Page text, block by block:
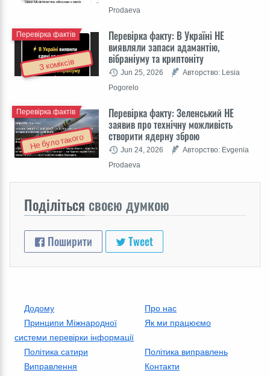
Prodaeva
З коміксів
Перевірка факту: В Україні НЕ
виявляли запаси адамантію,
вібраніуму та криптоніту
Перевірка фактів
Jun 25, 2026
Авторство: Lesia
Pogorelo
Не було такого
Перевірка факту: Зеленський НЕ
заявив про технічну можливість
створити ядерну зброю
Перевірка фактів
Jun 24, 2026
Авторство: Evgenia
Prodaeva
Поділіться своєю думкою
Поширити Tweet
Додому
Про нас
Принципи Міжнародної
системи перевірки інформації
Як ми працюємо
Політика сатири
Політика виправлень
Виправлення
Контакти